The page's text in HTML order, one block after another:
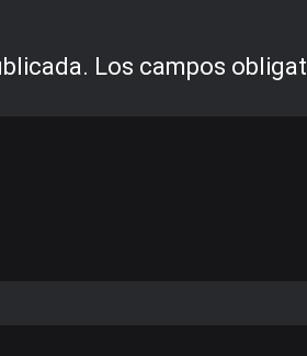
Los campos